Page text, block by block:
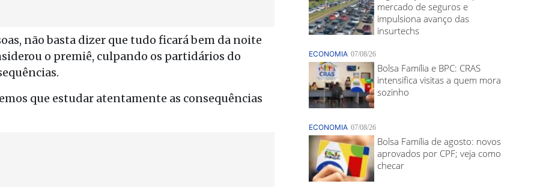
não basta dizer que tudo ficará bem da noite
o premiê, culpando os partidários do
que estudar atentamente as consequências